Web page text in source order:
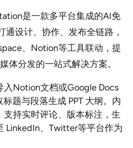
是一款多平台集成的AI免
通设计、协作、发布全链路，
、Notion等工具联动，提
体分发的一站式解决方案。
入Notion文档或Google Docs
题与段落生成 PPT 大纲。内
支持实时评论、版本标注，生
LinkedIn、Twitter等平台作为